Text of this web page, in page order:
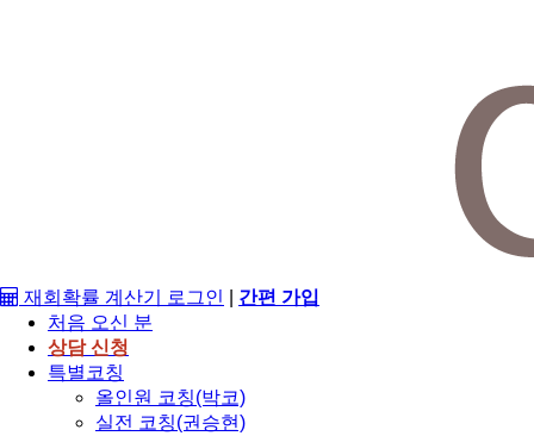
재회확률 계산기 로그인
간편 가입
처음 오신 분
상담 신청
특별코칭
올인원 코칭(박코)
실전 코칭(권승현)